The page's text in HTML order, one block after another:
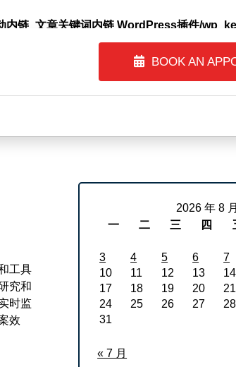
链_文章关键词内链 WordPress插件/
BOOK AN
工具
究和
时监
效
2026 年 8 月
一
二 三 四
3
4 5 6 7
10
11 12 13 14
17
18 19 20 21
24
25 26 27 28
31
« 7 月